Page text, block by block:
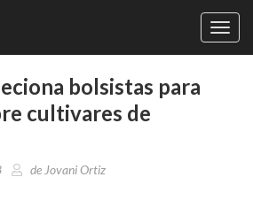
bolsistas para
cultivares de
de Jovani Ortiz